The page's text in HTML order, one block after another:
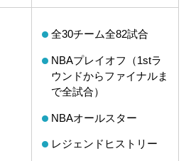
全30チーム全82試合
NBAプレイオフ（1stラ
ウンドからファイナルま
で全試合）
NBAオールスター
レジェンドヒストリー